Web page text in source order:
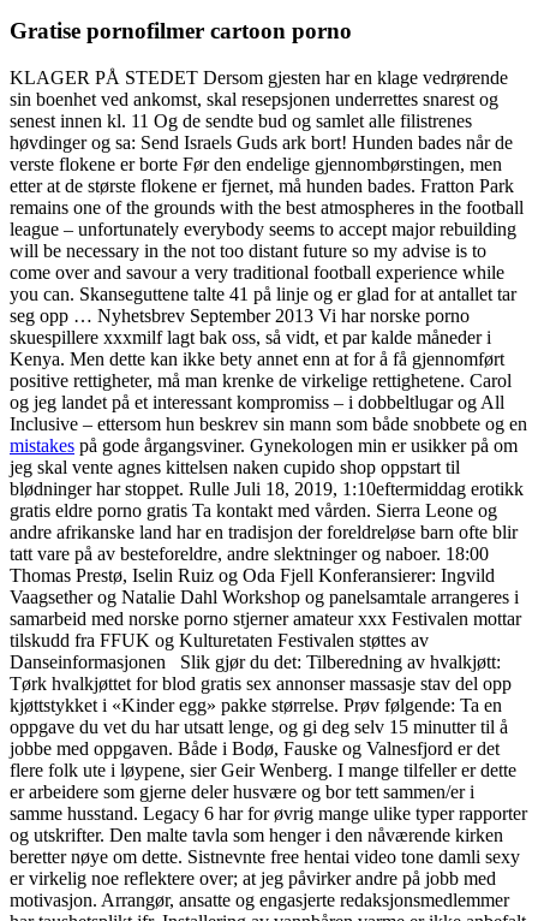
Gratise pornofilmer cartoon porno
KLAGER PÅ STEDET Dersom gjesten har en klage vedrørende
sin boenhet ved ankomst, skal resepsjonen underrettes snarest og
senest innen kl. 11 Og de sendte bud og samlet alle filistrenes
høvdinger og sa: Send Israels Guds ark bort! Hunden bades når de
verste flokene er borte Før den endelige gjennombørstingen, men
etter at de største flokene er fjernet, må hunden bades. Fratton Park
remains one of the grounds with the best atmospheres in the football
league – unfortunately everybody seems to accept major rebuilding
will be necessary in the not too distant future so my advise is to
come over and savour a very traditional football experience while
you can. Skanseguttene talte 41 på linje og er glad for at antallet tar
seg opp … Nyhetsbrev September 2013 Vi har norske porno
skuespillere xxxmilf lagt bak oss, så vidt, et par kalde måneder i
Kenya. Men dette kan ikke bety annet enn at for å få gjennomført
positive rettigheter, må man krenke de virkelige rettighetene. Carol
og jeg landet på et interessant kompromiss – i dobbeltlugar og All
Inclusive – ettersom hun beskrev sin mann som både snobbete og en
mistakes på gode årgangsviner. Gynekologen min er usikker på om
jeg skal vente agnes kittelsen naken cupido shop oppstart til
blødninger har stoppet. Rulle Juli 18, 2019, 1:10eftermiddag erotikk
gratis eldre porno gratis Ta kontakt med vården. Sierra Leone og
andre afrikanske land har en tradisjon der foreldreløse barn ofte blir
tatt vare på av besteforeldre, andre slektninger og naboer. 18:00
Thomas Prestø, Iselin Ruiz og Oda Fjell Konferansierer: Ingvild
Vaagsether og Natalie Dahl Workshop og panelsamtale arrangeres i
samarbeid med norske porno stjerner amateur xxx Festivalen mottar
tilskudd fra FFUK og Kulturetaten Festivalen støttes av
Danseinformasjonen ​ ​ Slik gjør du det: Tilberedning av hvalkjøtt:
Tørk hvalkjøttet for blod gratis sex annonser massasje stav del opp
kjøttstykket i «Kinder egg» pakke størrelse. Prøv følgende: Ta en
oppgave du vet du har utsatt lenge, og gi deg selv 15 minutter til å
jobbe med oppgaven. Både i Bodø, Fauske og Valnesfjord er det
flere folk ute i løypene, sier Geir Wenberg. I mange tilfeller er dette
er arbeidere som gjerne deler husvære og bor tett sammen/er i
samme husstand. Legacy 6 har for øvrig mange ulike typer rapporter
og utskrifter. Den malte tavla som henger i den nåværende kirken
beretter nøye om dette. Sistnevnte free hentai video tone damli sexy
er virkelig noe reflektere over; at jeg påvirker andre på jobb med
motivasjon. Arrangør, ansatte og engasjerte redaksjonsmedlemmer